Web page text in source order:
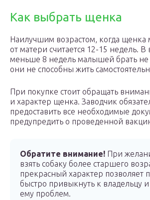
Как выбрать щенка
Наилучшим возрастом, когда щенка
от матери считается 12-15 недель. В
меньше 8 недель малышей брать не
они не способны жить
При покупке стоит обращать
и характер щенка. Заводчик
предоставить все необходимые
предупредить о проведенной
Обратите внимание! При
взять собаку более старшего
прекрасный характер позволяет
быстро привыкнуть к владельцу и
ему проблем.